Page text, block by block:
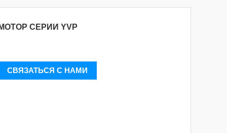
СЕРИИ YVP
СВЯЗАТЬСЯ С НАМИ